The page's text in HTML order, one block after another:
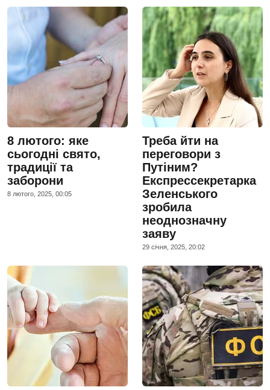
8 лютого: яке
сьогодні свято,
традиції та
заборони
8 лютого, 2025, 00:05
Треба йти на
переговори з
Путіним?
Експрессекретарка
Зеленського
зробила
неоднозначну
заяву
29 сiчня, 2025, 20:02